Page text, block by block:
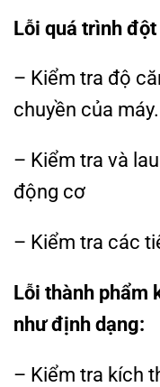
Lỗi quá trình
– Kiểm tra độ
chuyền của máy.
– Kiểm tra và
động cơ
– Kiểm tra các
Lỗi thành phẩm
như định dạng:
– Kiểm tra kích